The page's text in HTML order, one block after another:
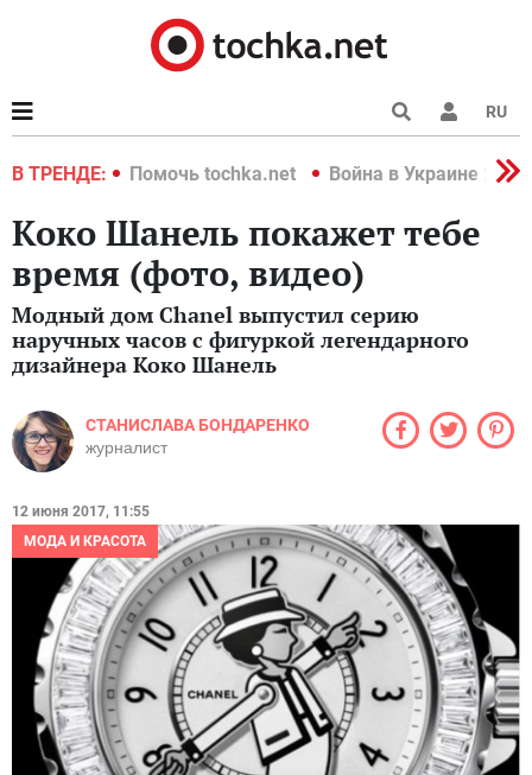
RU
В ТРЕНДЕ:
2022 Помочь tochka.net Война в Украине 2022
Коко Шанель покажет тебе
время (фото, видео)
Модный дом Chanel выпустил серию
наручных часов с фигуркой легендарного
дизайнера Коко Шанель
СТАНИСЛАВА БОНДАРЕНКО
журналист
12 июня 2017, 11:55
МОДА И КРАСОТА